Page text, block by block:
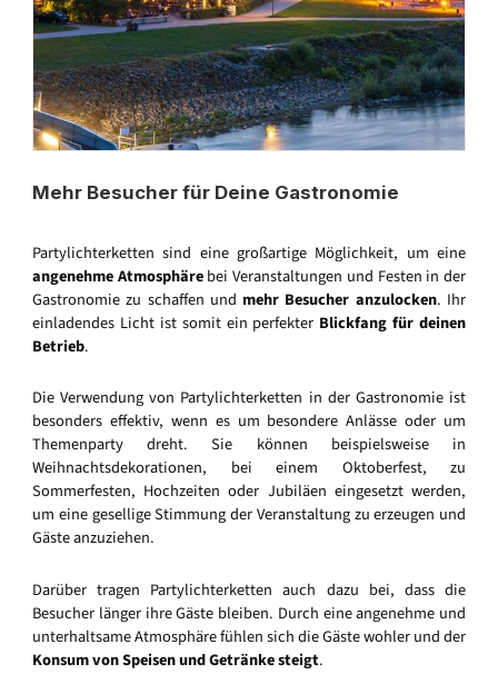
Mehr Besucher für Deine Gastronomie
Partylichterketten sind eine großartige Möglichkeit, um eine
angenehme Atmosphärebei Veranstaltungen und Festen in der
Gastronomie zu schaffen und mehr Besucher anzulocken. Ihr
einladendes Licht ist somit ein perfekter Blickfang für deinen
Betrieb.
Die Verwendung von Partylichterketten in der Gastronomie ist
besonders effektiv, wenn es um besondere Anlässe oder um
Themenparty dreht. Sie können beispielsweise in
Weihnachtsdekorationen, bei einem Oktoberfest, zu
Sommerfesten, Hochzeiten oder Jubiläen eingesetzt werden,
um eine gesellige Stimmung der Veranstaltung zu erzeugen und
Gäste anzuziehen.
Darüber tragen Partylichterketten auch dazu bei, dass die
Besucher länger ihre Gäste bleiben. Durch eine angenehme und
unterhaltsame Atmosphäre fühlen sich die Gäste wohler und der
Konsum von Speisen und Getränke steigt.